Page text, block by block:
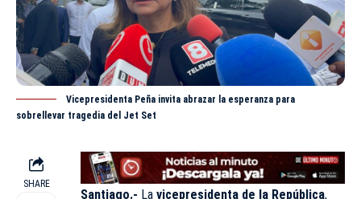
Vicepresidenta Peña invita abrazar la esperanza para
sobrellevar tragedia del Jet Set
SHARE
Santiago.- La vicepresidenta de la República,